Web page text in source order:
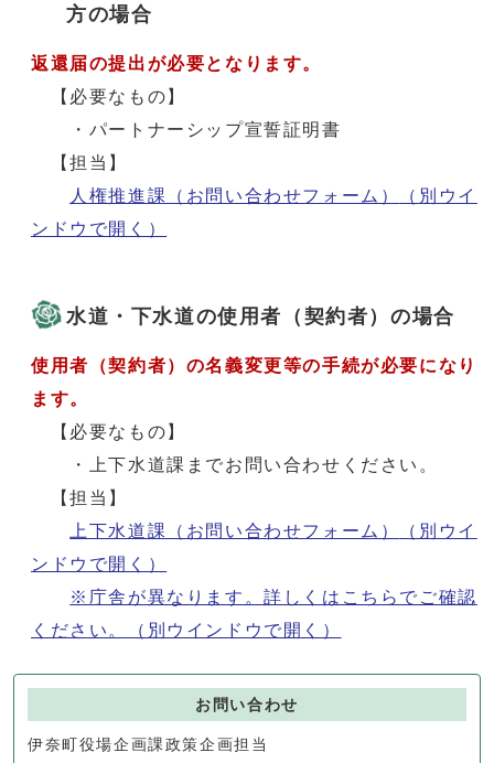
方の場合
返還届の提出が必要となります。
【必要なもの】
・パートナーシップ宣誓証明書
【担当】
人権推進課（お問い合わせフォーム）
（別ウイ
ンドウで開く）
水道・下水道の使用者（契約者）の場合
使用者（契約者）の名義変更等の手続が必要になり
ます。
【必要なもの】
・上下水道課までお問い合わせください。
【担当】
上下水道課（お問い合わせフォーム）
（別ウイ
ンドウで開く）
※庁舎が異なります。詳しくはこちらでご確認
ください。
（別ウインドウで開く）
お問い合わせ
伊奈町役場企画課政策企画担当